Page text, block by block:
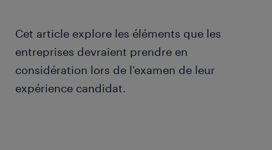
Cet article explore les éléments que les
entreprises devraient prendre en
considération lors de l'examen de leur
expérience candidat.